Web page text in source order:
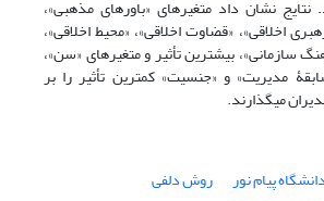
نشان داد متغیرهای «باورهای مذهبی»،
اخلاقی»، «قضاوت اخلاقی»، «محیط اخلاقی»،
سازمانی»، بیشترین تأثیر و متغیرهای «سن»،
مدیریت» و «جنسیت» کمترین تأثیر را بر
می‏‏‏‏گذارند.
دانشگاه پیام نور
روش دلفی